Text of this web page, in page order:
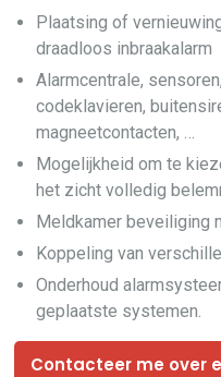
Plaatsing of
draadloos inbraakalarm
Alarmcentrale,
codeklavieren,
magneetcontacten, …
Mogelijkheid om te
het zicht volledig
Meldkamer beveiliging
Koppeling van
Onderhoud
geplaatste systemen.
Contacteer me over